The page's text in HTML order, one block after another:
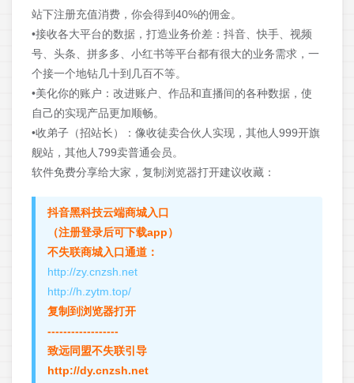
站下注册充值消费，你会得到40%的佣金。
•接收各大平台的数据，打造业务价差 ：抖音、快手、视频
号、头条、拼多多、小红书等平台都有很大的业务需求，一
个接一个地钻几十到几百不等。
•美化你的账户 ：改进账户、作品和直播间的各种数据，使
自己的实现产品更加顺畅。
•收弟子（招站长）
：像收徒卖合伙人实现，其他人999开旗
舰站，其他人799卖普通会员。
软件免费分享给大家，复制浏览器打开建议收藏：
抖音黑科技云端商城入口
（注册登录后可下载app）
不失联商城入口通道：
http://zy.cnzsh.net
http://h.zytm.top/
复制到浏览器打开
------------------
致远同盟不失联引导
http://dy.cnzsh.net